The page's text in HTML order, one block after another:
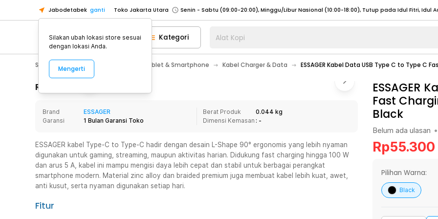
Jabodetabek ganti Toko Jakarta Utara
Toko Tangerang
Toko Cikupa
Pick n Go Jakarta Barat
Senin - Jumat (07:00 - 20:00), Sabtu - Minggu (08:00 - 20:00), Tutup pada Idul Fitri
Pick n Go Bekasi
Senin - Jumat (08:00 - 20:00), Sabtu - Minggu/ Libur Nasional (08:00 - 17:00) Selengkapnya
Senin - Jumat (08:00 - 20:00), Sabtu - Minggu/ Libur Nasional (08:00 - 17:00) Selengkapnya
Senin - Sabtu (09:00-20:00), Minggu/Libur Nasional (12:00-20:00), Tutup pada Idul Fitri
Senin - Sabtu (09:00-20:00), Minggu/Libur Nasional (12:00-20:00), Tutup pada Idul Fitri
Toko Tangerang
Toko Cikupa
Pick n Go Jakarta Barat
Senin - Jumat (07:00 - 20:00), Sabtu - Minggu (08:00 - 20:00), Tutup pada Idul Fitri
Pick n Go Bekasi
Senin - Jumat (08:00 - 20:00), Sabtu - Minggu/ Libur Nasional (08:00 - 17:00) Selengkapnya
Kategori Alat Kopi
Smartphone & Tablet Aksesoris Tablet & Smartphone Kabel Charger & Data ESSAGER Kabel Data USB Type C to Type C
Rincian Produk
Brand
ESSAGER
Garansi
1 Bulan Garansi Toko
Berat Produk
0.044 kg
Dimensi Kemasan : -
ESSAGER kabel Type-C to Type-C hadir dengan desain L-Shape 90° ergonomis yang lebih nyaman
digunakan untuk gaming, streaming, maupun aktivitas harian. Didukung fast charging hingga 100 W
dan arus 5 A, kabel ini mampu mengisi daya lebih cepat dan stabil untuk berbagai perangkat
smartphone modern. Material zinc alloy dan braided premium juga membuat kabel lebih kuat, awet,
anti kusut, serta nyaman digunakan setiap hari.
Fitur
ESSAGER
Fast
Black
Belum ada ulasan •
Rp55.300
Pilihan Warna:
Black
Silakan ubah lokasi store sesuai
dengan lokasi Anda.
Mengerti